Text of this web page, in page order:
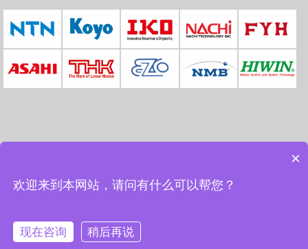
×
欢迎来到本网站，请问有什么可以帮您？
现在咨询 稍后再说